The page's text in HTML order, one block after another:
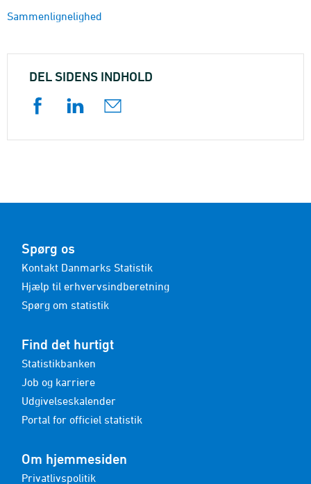
Sammenlignelighed
DEL SIDENS INDHOLD
Spørg os
Kontakt Danmarks Statistik
Hjælp til erhvervsindberetning
Spørg om statistik
Find det hurtigt
Statistikbanken
Job og karriere
Udgivelseskalender
Portal for officiel statistik
Om hjemmesiden
Privatlivspolitik